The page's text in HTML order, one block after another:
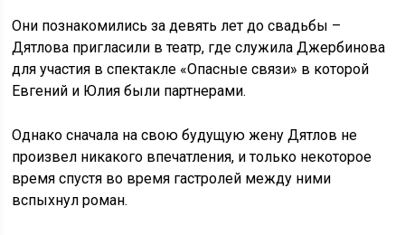
Они познакомились за девять лет до свадьбы –
Дятлова пригласили в театр, где служила Джербинова
для участия в спектакле «Опасные связи» в которой
Евгений и Юлия были партнерами.
Однако сначала на свою будущую жену Дятлов не
произвел никакого впечатления, и только некоторое
время спустя во время гастролей между ними
вспыхнул роман.